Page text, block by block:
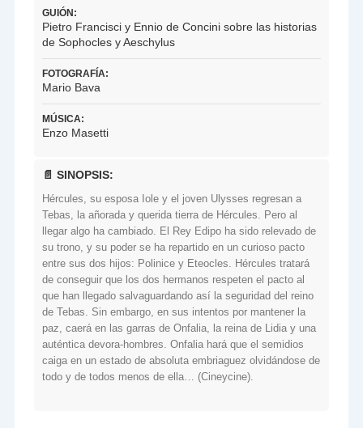
GUIÓN:
Pietro Francisci y Ennio de Concini sobre las historias
de Sophocles y Aeschylus
FOTOGRAFÍA:
Mario Bava
MÚSICA:
Enzo Masetti
📄 SINOPSIS:
Hércules, su esposa Iole y el joven Ulysses regresan a
Tebas, la añorada y querida tierra de Hércules. Pero al
llegar algo ha cambiado. El Rey Edipo ha sido relevado de
su trono, y su poder se ha repartido en un curioso pacto
entre sus dos hijos: Polinice y Eteocles. Hércules tratará
de conseguir que los dos hermanos respeten el pacto al
que han llegado salvaguardando así la seguridad del reino
de Tebas. Sin embargo, en sus intentos por mantener la
paz, caerá en las garras de Onfalia, la reina de Lidia y una
auténtica devora-hombres. Onfalia hará que el semidios
caiga en un estado de absoluta embriaguez olvidándose de
todo y de todos menos de ella… (Cineycine).